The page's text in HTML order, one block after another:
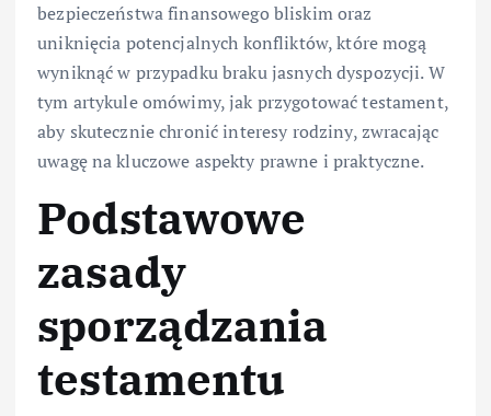
bezpieczeństwa finansowego bliskim oraz
uniknięcia potencjalnych konfliktów, które mogą
wyniknąć w przypadku braku jasnych dyspozycji. W
tym artykule omówimy, jak przygotować testament,
aby skutecznie chronić interesy rodziny, zwracając
uwagę na kluczowe aspekty prawne i praktyczne.
Podstawowe
zasady
sporządzania
testamentu